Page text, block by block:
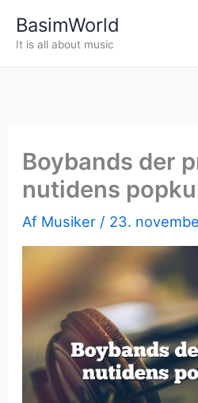
BasimWorld
It is all about music
Boybands der
nutidens
Af Musiker / 23.